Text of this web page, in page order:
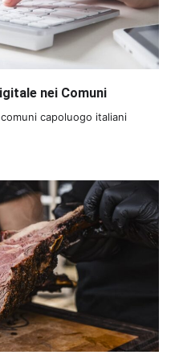
nei Comuni
capoluogo italiani